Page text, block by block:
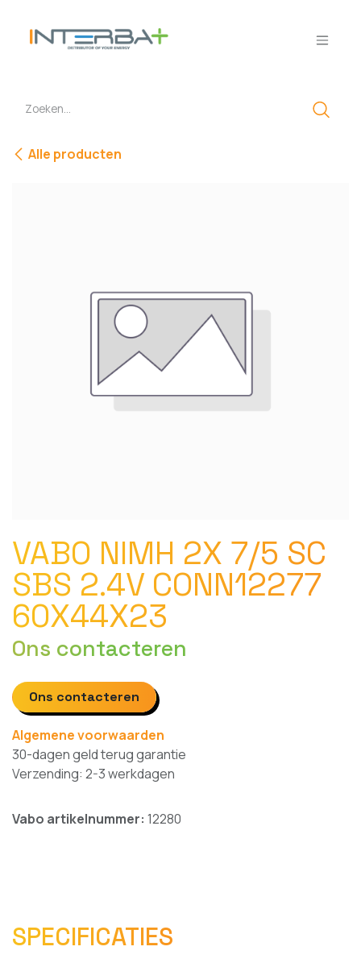
Alle producten
VABO NIMH 2X 7/5 SC
SBS 2.4V CONN12277
60X44X23
Ons contacteren
Ons contacteren
Algemene voorwaarden
30-dagen geld terug garantie
Verzending: 2-3 werkdagen
Vabo artikelnummer: 12280
SPECIFICATIES